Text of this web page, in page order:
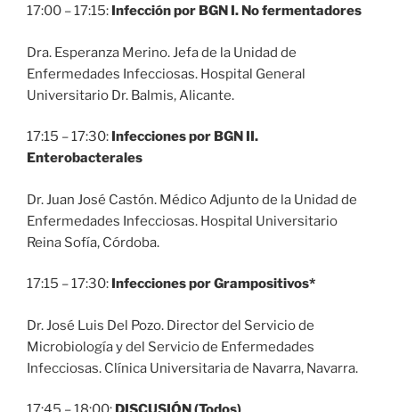
17:00 – 17:15: Infección por BGN I. No fermentadores
Dra. Esperanza Merino. Jefa de la Unidad de
Enfermedades Infecciosas. Hospital General
Universitario Dr. Balmis, Alicante.
17:15 – 17:30: Infecciones por BGN II.
Enterobacterales
Dr. Juan José Castón. Médico Adjunto de la Unidad de
Enfermedades Infecciosas. Hospital Universitario
Reina Sofía, Córdoba.
17:15 – 17:30: Infecciones por Grampositivos*
Dr. José Luis Del Pozo. Director del Servicio de
Microbiología y del Servicio de Enfermedades
Infecciosas. Clínica Universitaria de Navarra, Navarra.